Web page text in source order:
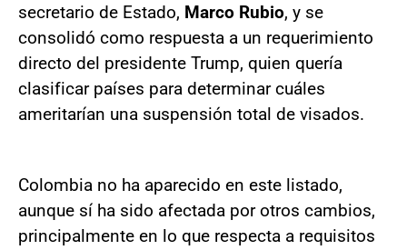
secretario de Estado, Marco Rubio, y se
consolidó como respuesta a un requerimiento
directo del presidente Trump, quien quería
clasificar países para determinar cuáles
ameritarían una suspensión total de visados.
Colombia no ha aparecido en este listado,
aunque sí ha sido afectada por otros cambios,
principalmente en lo que respecta a requisitos